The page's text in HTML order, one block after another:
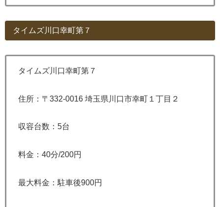
タイムズ川口幸町第７
タイムズ川口幸町第７
住所：〒332-0016 埼玉県川口市幸町１丁目２
収容台数：5台
料金：40分/200円
最大料金：駐車後900円